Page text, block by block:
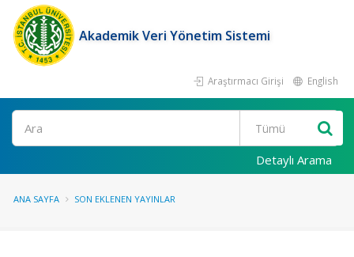
Akademik Veri Yönetim Sistemi
Araştırmacı Girişi English
Ara
Detaylı Arama
ANA SAYFA SON EKLENEN YAYINLAR